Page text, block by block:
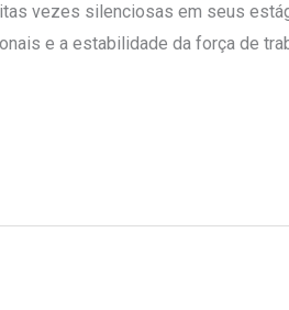
vezes silenciosas em seus
e a estabilidade da força de